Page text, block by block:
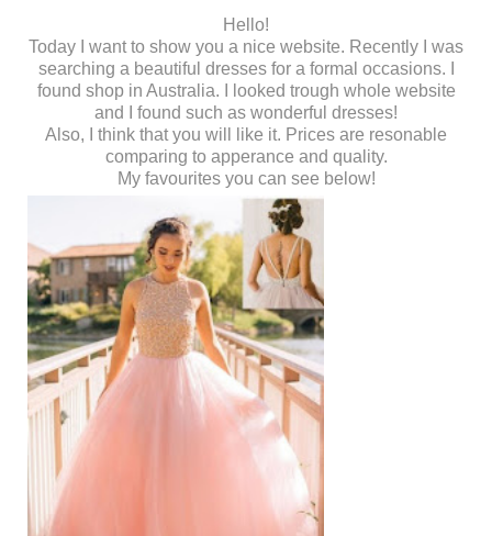
Hello!
Today I want to show you a nice website. Recently I was
searching a beautiful dresses for a formal occasions. I
found shop in Australia. I looked trough whole website
and I found such as wonderful dresses!
Also, I think that you will like it. Prices are resonable
comparing to apperance and quality.
My favourites you can see below!